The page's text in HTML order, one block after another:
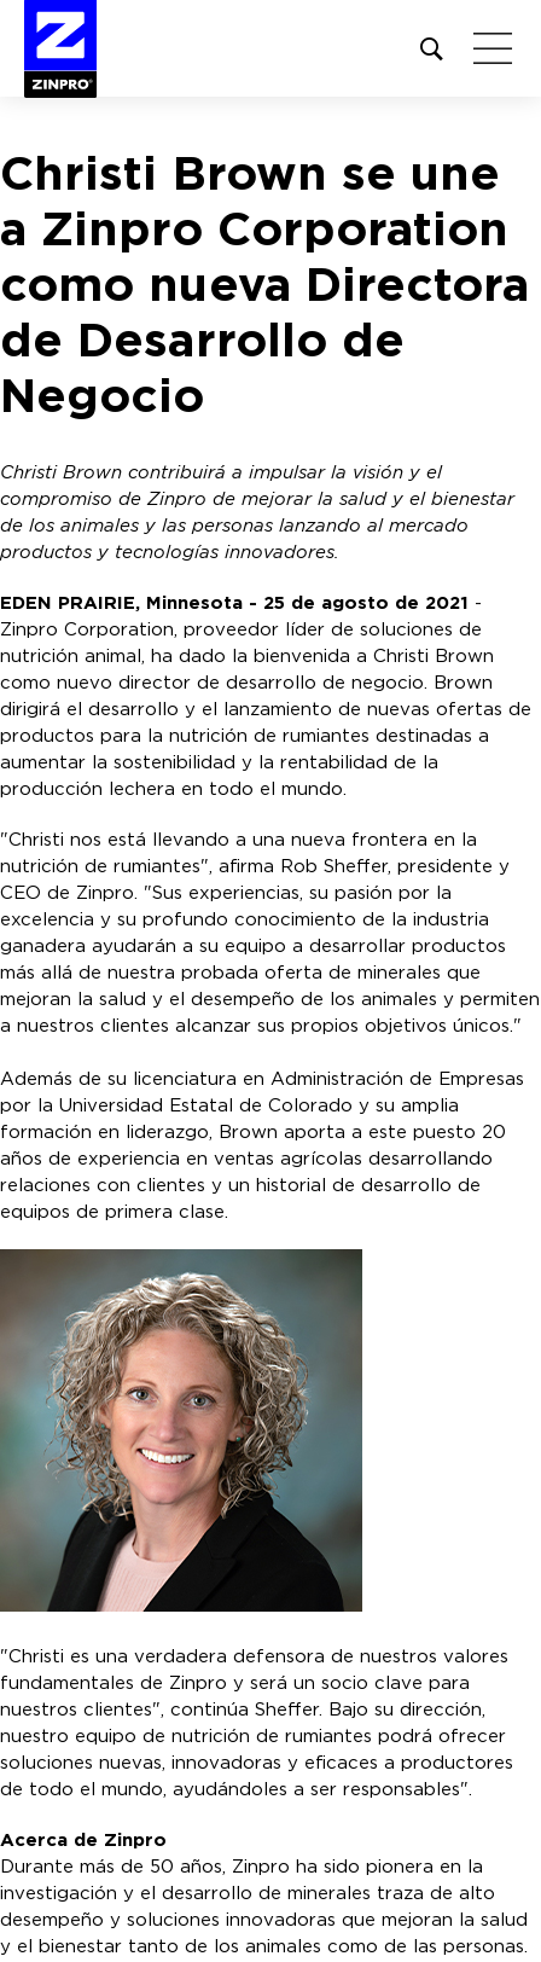
Open
site
Buscar:
Christi Brown se une
a Zinpro Corporation
como nueva Directora
de Desarrollo de
Negocio
Christi Brown contribuirá a impulsar la visión y el
compromiso de Zinpro de mejorar la salud y el bienestar
de los animales y las personas lanzando al mercado
productos y tecnologías innovadores.
EDEN PRAIRIE, Minnesota - 25 de agosto de 2021 -
Zinpro Corporation, proveedor líder de soluciones de
nutrición animal, ha dado la bienvenida a Christi Brown
como nuevo director de desarrollo de negocio. Brown
dirigirá el desarrollo y el lanzamiento de nuevas ofertas de
productos para la nutrición de rumiantes destinadas a
aumentar la sostenibilidad y la rentabilidad de la
producción lechera en todo el mundo.
"Christi nos está llevando a una nueva frontera en la
nutrición de rumiantes", afirma Rob Sheffer, presidente y
CEO de Zinpro. "Sus experiencias, su pasión por la
excelencia y su profundo conocimiento de la industria
ganadera ayudarán a su equipo a desarrollar productos
más allá de nuestra probada oferta de minerales que
mejoran la salud y el desempeño de los animales y permiten
a nuestros clientes alcanzar sus propios objetivos únicos."
Además de su licenciatura en Administración de Empresas
por la Universidad Estatal de Colorado y su amplia
formación en liderazgo, Brown aporta a este puesto 20
años de experiencia en ventas agrícolas desarrollando
relaciones con clientes y un historial de desarrollo de
equipos de primera clase.
"Christi es una verdadera defensora de nuestros valores
fundamentales de Zinpro y será un socio clave para
nuestros clientes", continúa Sheffer. Bajo su dirección,
nuestro equipo de nutrición de rumiantes podrá ofrecer
soluciones nuevas, innovadoras y eficaces a productores
de todo el mundo, ayudándoles a ser responsables".
Acerca de Zinpro
Durante más de 50 años, Zinpro ha sido pionera en la
investigación y el desarrollo de minerales traza de alto
desempeño y soluciones innovadoras que mejoran la salud
y el bienestar tanto de los animales como de las personas.